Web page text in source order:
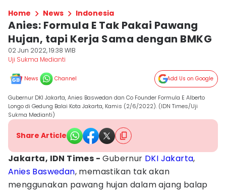
Home News Indonesia
Anies: Formula E Tak Pakai Pawang
Hujan, tapi Kerja Sama dengan BMKG
02 Jun 2022, 19:38 WIB
Uji Sukma Medianti
News Channel Add Us on Google
Gubernur DKI Jakarta, Anies Baswedan dan Co Founder Formula E Alberto
Longo di Gedung Balai Kota Jakarta, Kamis (2/6/2022). (IDN Times/Uji
Sukma Medianti)
Share Article
Jakarta, IDN Times - Gubernur DKI Jakarta,
Anies Baswedan, memastikan tak akan
menggunakan pawang hujan dalam ajang balap